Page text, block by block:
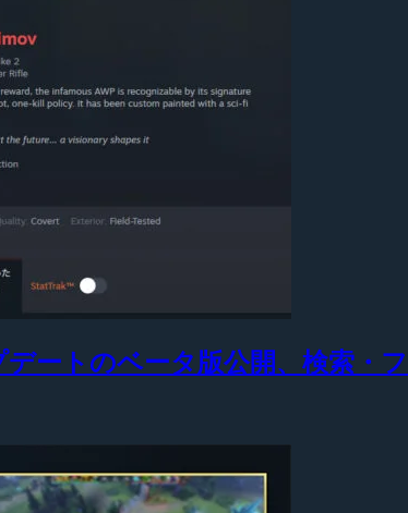
ートのベータ版公開、検索・